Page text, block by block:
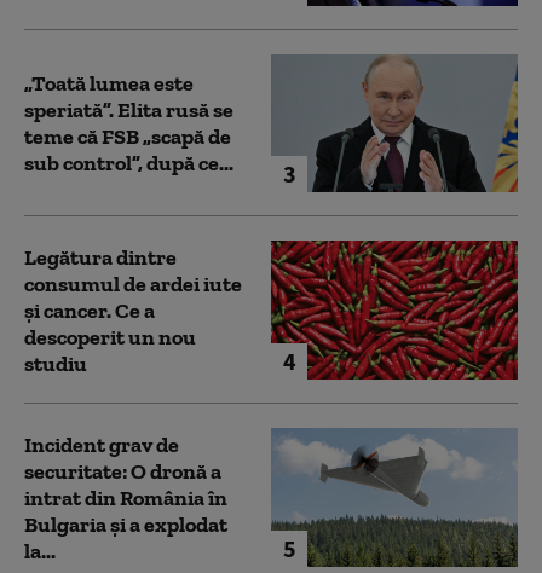
3
„Toată lumea este
speriată”. Elita rusă se
teme că FSB „scapă de
sub control”, după ce...
4
Legătura dintre
consumul de ardei iute
și cancer. Ce a
descoperit un nou
studiu
5
Incident grav de
securitate: O dronă a
intrat din România în
Bulgaria şi a explodat
la...